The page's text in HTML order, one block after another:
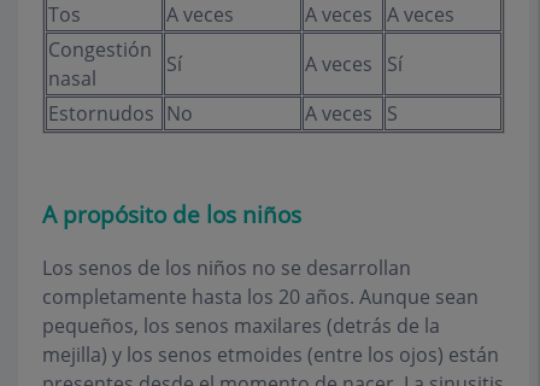
Tos
A veces A veces A veces
Congestión
nasal
Sí A veces
Sí
Estornudos No A veces S
A propósito de los niños
Los senos de los niños no se desarrollan
completamente hasta los 20 años. Aunque sean
pequeños, los senos maxilares (detrás de la
mejilla) y los senos etmoides (entre los ojos) están